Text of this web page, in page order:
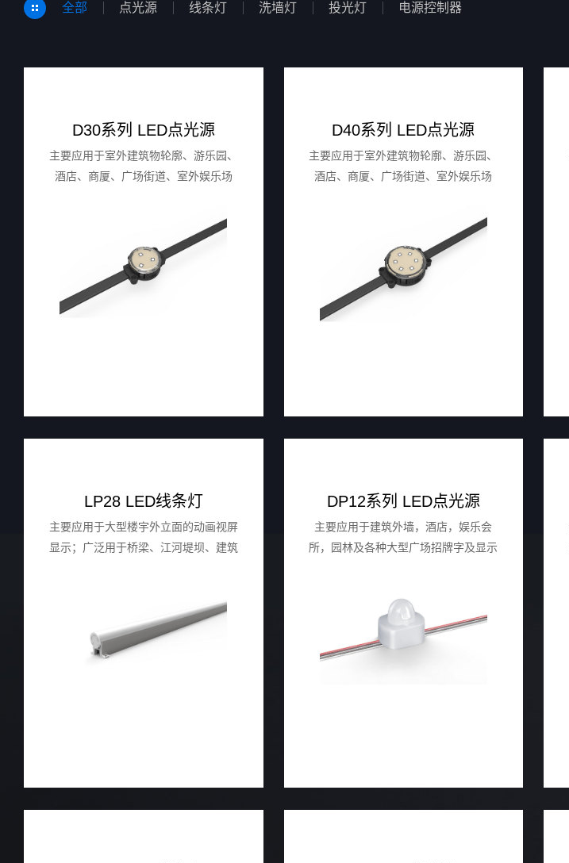
全部 点光源 线条灯 洗墙灯 投光灯 电源控制器
D30系列 LED点光源
主要应⽤于室外建筑物轮廓、游乐园、
酒店、商厦、⼴场街道、室外娱乐场
D40系列 LED点光源
主要应⽤于室外建筑物轮廓、游乐园、
酒店、商厦、⼴场街道、室外娱乐场
LP28 LED线条灯
主要应⽤于⼤型楼宇外⽴⾯的动画视屏
显示；⼴泛⽤于桥梁、江河堤坝、建筑
DP12系列 LED点光源
主要应⽤于建筑外墙，酒店，娱乐会
所，园林及各种⼤型⼴场招牌字及显示